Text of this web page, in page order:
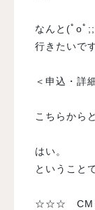
なんと(ﾟoﾟ;;
行きたいで
＜申込・詳
こちらから
はい。
ということ
☆☆☆ CM